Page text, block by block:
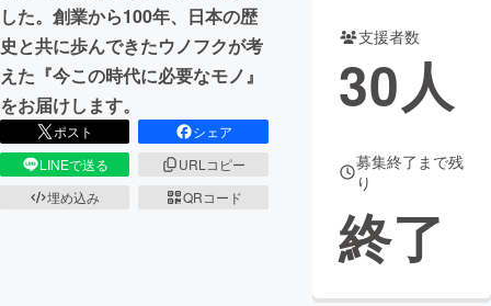
した。創業から100年、日本の歴
史と共に歩んできたウノフクが考
えた『今この時代に必要なモノ』
をお届けします。
ポスト
シェア
LINEで送る
URLコピー
埋め込み
QRコード
支援者数
30人
募集終了まで残
り
終了